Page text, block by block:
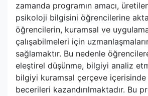
zamanda programın amacı,
psikoloji bilgisini öğrencilerine
öğrencilerin, kuramsal ve
çalışabilmeleri için
sağlamaktır. Bu nedenle
eleştirel düşünme, bilgiyi analiz
bilgiyi kuramsal çerçeve içerisinde
becerileri kazandırılmaktadır. Bu